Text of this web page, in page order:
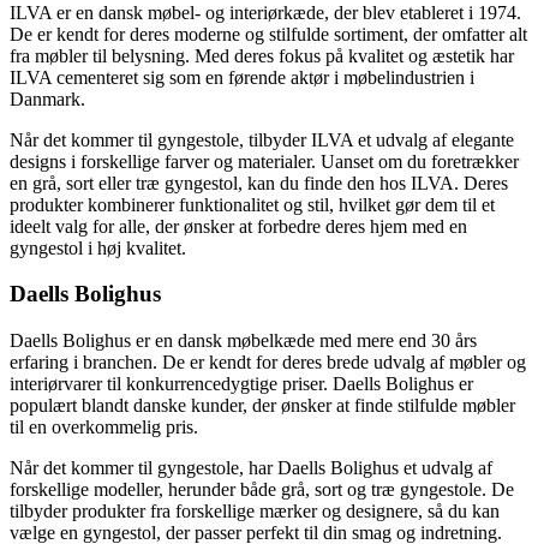
ILVA er en dansk møbel- og interiørkæde, der blev etableret i 1974.
De er kendt for deres moderne og stilfulde sortiment, der omfatter alt
fra møbler til belysning. Med deres fokus på kvalitet og æstetik har
ILVA cementeret sig som en førende aktør i møbelindustrien i
Danmark.
Når det kommer til gyngestole, tilbyder ILVA et udvalg af elegante
designs i forskellige farver og materialer. Uanset om du foretrækker
en grå, sort eller træ gyngestol, kan du finde den hos ILVA. Deres
produkter kombinerer funktionalitet og stil, hvilket gør dem til et
ideelt valg for alle, der ønsker at forbedre deres hjem med en
gyngestol i høj kvalitet.
Daells Bolighus
Daells Bolighus er en dansk møbelkæde med mere end 30 års
erfaring i branchen. De er kendt for deres brede udvalg af møbler og
interiørvarer til konkurrencedygtige priser. Daells Bolighus er
populært blandt danske kunder, der ønsker at finde stilfulde møbler
til en overkommelig pris.
Når det kommer til gyngestole, har Daells Bolighus et udvalg af
forskellige modeller, herunder både grå, sort og træ gyngestole. De
tilbyder produkter fra forskellige mærker og designere, så du kan
vælge en gyngestol, der passer perfekt til din smag og indretning.